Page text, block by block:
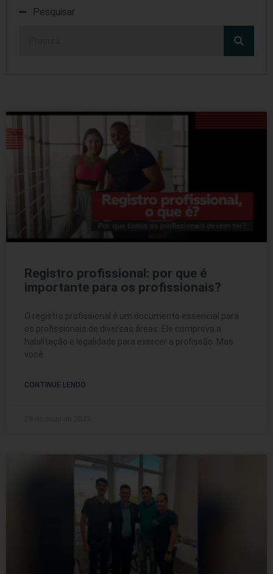
Pesquisar
Registro profissional: por que é
importante para os profissionais?
O registro profissional é um documento essencial para
os profissionais de diversas áreas. Ele comprova a
habilitação e legalidade para exercer a profissão. Mas
você
CONTINUE LENDO